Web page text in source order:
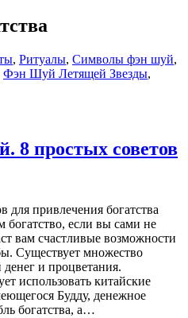
, Ритуалы, Символы фэн шуй,
Фэн Шуй Летящей Звезды,
8 простых советов
для привлечения богатства
если вы сами не
вам счастливые возможности
Существует множество
и процветания.
использовать китайские
Будду, денежное
богатства, а…